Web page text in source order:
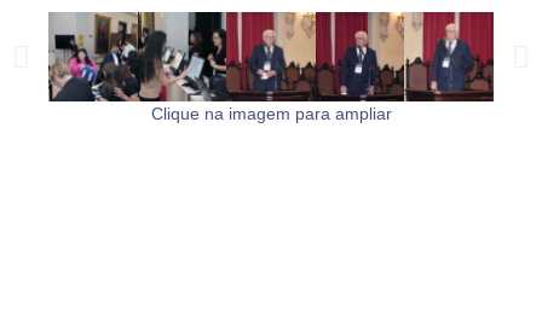
Clique na imagem para ampliar